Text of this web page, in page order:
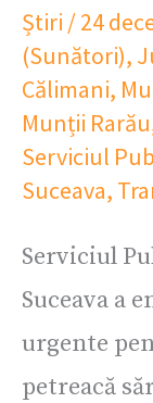
Știri /24
(Sunători),
Călimani,
Munții Rarău
Serviciul
Suceava,
Serviciul
Suceava a
urgente
petreacă